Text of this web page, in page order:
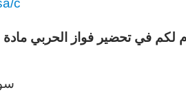
c
لكم في تحضير فواز الحربي